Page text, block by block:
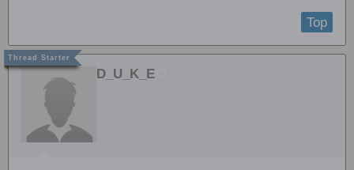
Top
D_U_K_E